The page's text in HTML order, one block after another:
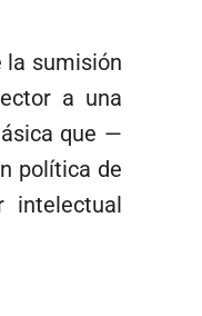
la sumisión
a una
que —
política de
intelectual